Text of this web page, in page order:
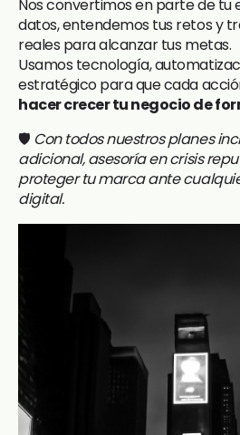
Nos convertimos en parte de tu
datos, entendemos tus retos y
reales para alcanzar tus metas.
Usamos tecnología,
estratégico para que cada
hacer crecer tu negocio de
🛡️ Con todos nuestros planes
adicional, asesoría en crisis
proteger tu marca ante
digital.